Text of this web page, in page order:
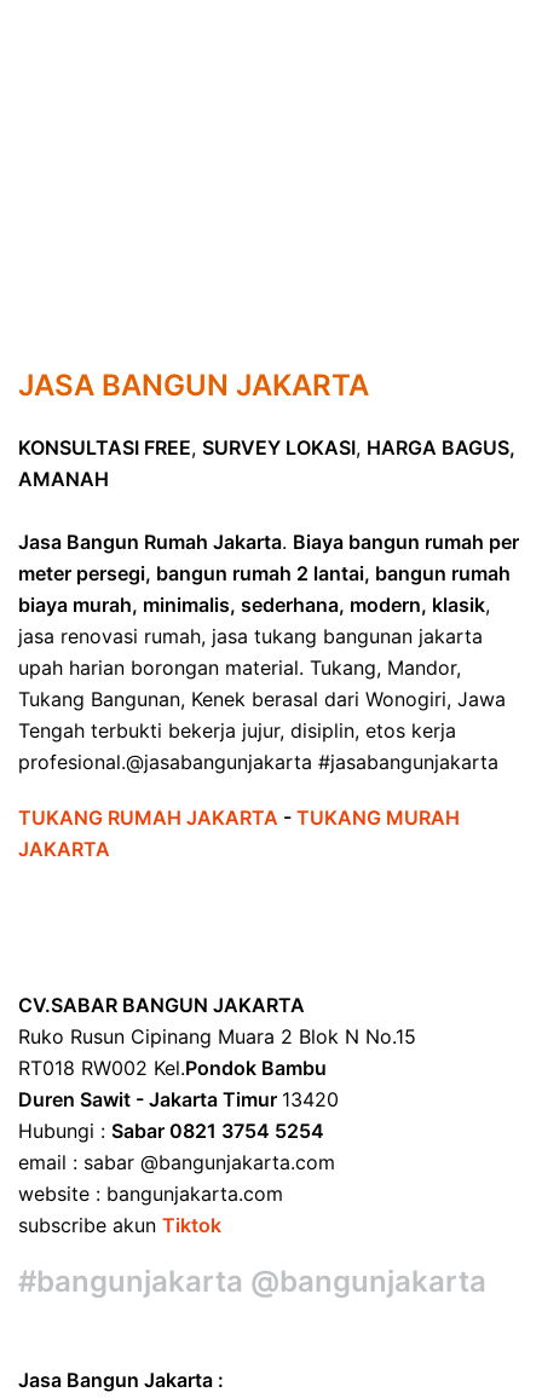
JASA BANGUN JAKARTA
KONSULTASI FREE, SURVEY LOKASI, HARGA BAGUS,
AMANAH
Jasa Bangun Rumah Jakarta. Biaya bangun rumah per
meter persegi, bangun rumah 2 lantai, bangun rumah
biaya murah, minimalis, sederhana, modern, klasik,
jasa renovasi rumah, jasa tukang bangunan jakarta
upah harian borongan material. Tukang, Mandor,
Tukang Bangunan, Kenek berasal dari Wonogiri, Jawa
Tengah terbukti bekerja jujur, disiplin, etos kerja
profesional.@jasabangunjakarta #jasabangunjakarta
TUKANG RUMAH JAKARTA - TUKANG MURAH
JAKARTA
CV.SABAR BANGUN JAKARTA
Ruko Rusun Cipinang Muara 2 Blok N No.15
RT018 RW002 Kel.Pondok Bambu
Duren Sawit - Jakarta Timur 13420
Hubungi : Sabar 0821 3754 5254
email : sabar @bangunjakarta.com
website : bangunjakarta.com
subscribe akun Tiktok
#bangunjakarta @bangunjakarta
Jasa Bangun Jakarta :